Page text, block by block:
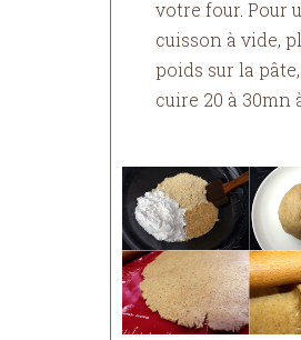
votre four. Pour
cuisson à vide,
poids sur la
cuire 20 à 30mn